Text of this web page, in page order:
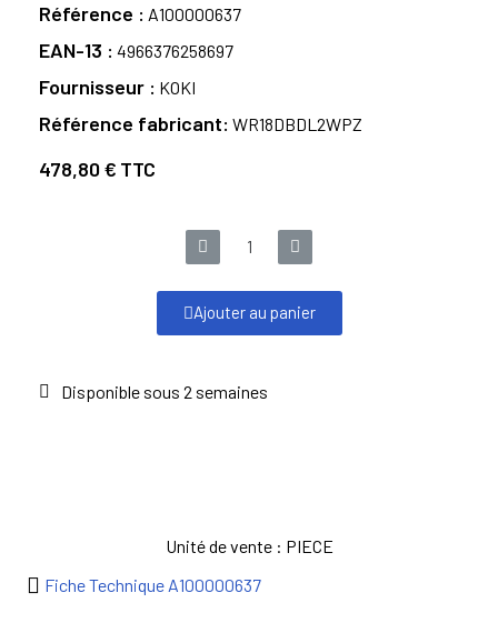
Référence A100000637
EAN-13 4966376258697
Fournisseur KOKI
Référence fabricant WR18DBDL2WPZ
478,80 € TTC
Ajouter au panier
Disponible sous 2 semaines
Unité de vente : PIECE
Fiche Technique A100000637